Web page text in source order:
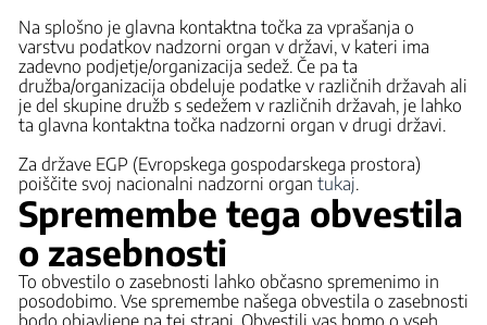
Na splošno je glavna kontaktna točka za vprašanja o
varstvu podatkov nadzorni organ v državi, v kateri ima
zadevno podjetje/organizacija sedež. Če pa ta
družba/organizacija obdeluje podatke v različnih državah ali
je del skupine družb s sedežem v različnih državah, je lahko
ta glavna kontaktna točka nadzorni organ v drugi državi.
Za države EGP (Evropskega gospodarskega prostora)
poiščite svoj nacionalni nadzorni organ tukaj.
Spremembe tega obvestila
o zasebnosti
To obvestilo o zasebnosti lahko občasno spremenimo in
posodobimo. Vse spremembe našega obvestila o zasebnosti
bodo objavljene na tej strani. Obvestili vas bomo o vseh